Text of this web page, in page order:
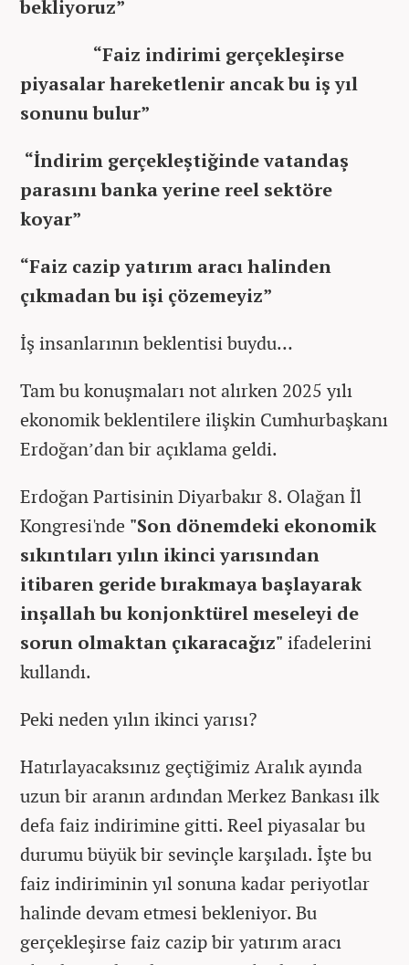
bekliyoruz”
“Faiz indirimi gerçekleşirse
piyasalar hareketlenir ancak bu iş yıl
sonunu bulur”
“İndirim gerçekleştiğinde vatandaş
parasını banka yerine reel sektöre
koyar”
“Faiz cazip yatırım aracı halinden
çıkmadan bu işi çözemeyiz”
İş insanlarının beklentisi buydu…
Tam bu konuşmaları not alırken 2025 yılı
ekonomik beklentilere ilişkin Cumhurbaşkanı
Erdoğan’dan bir açıklama geldi.
Erdoğan Partisinin Diyarbakır 8. Olağan İl
Kongresi'nde "Son dönemdeki ekonomik
sıkıntıları yılın ikinci yarısından
itibaren geride bırakmaya başlayarak
inşallah bu konjonktürel meseleyi de
sorun olmaktan çıkaracağız" ifadelerini
kullandı.
Peki neden yılın ikinci yarısı?
Hatırlayacaksınız geçtiğimiz Aralık ayında
uzun bir aranın ardından Merkez Bankası ilk
defa faiz indirimine gitti. Reel piyasalar bu
durumu büyük bir sevinçle karşıladı. İşte bu
faiz indiriminin yıl sonuna kadar periyotlar
halinde devam etmesi bekleniyor. Bu
gerçekleşirse faiz cazip bir yatırım aracı